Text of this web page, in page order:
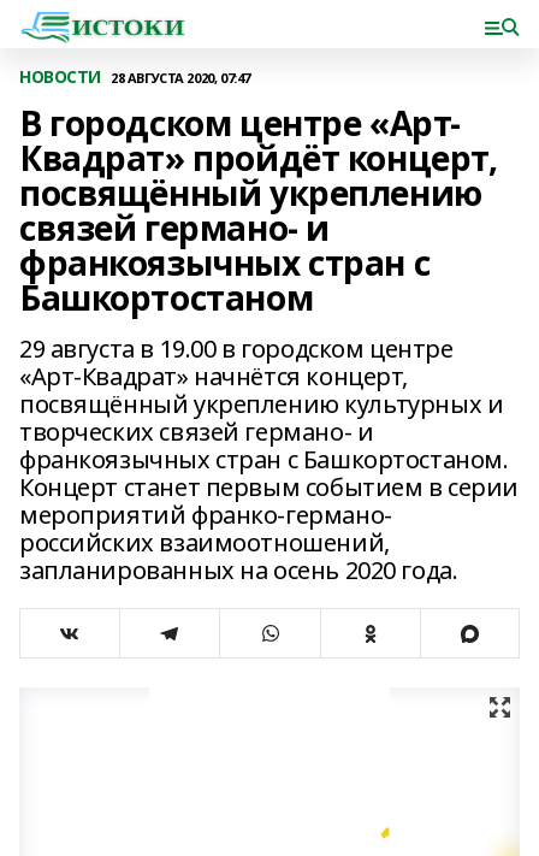
НОВОСТИ 28 АВГУСТА 2020, 07:47
В городском центре «Арт-
Квадрат» пройдёт концерт,
посвящённый укреплению
связей германо- и
франкоязычных стран с
Башкортостаном
29 августа в 19.00 в городском центре
«Арт-Квадрат» начнётся концерт,
посвящённый укреплению культурных и
творческих связей германо- и
франкоязычных стран с Башкортостаном.
Концерт станет первым событием в серии
мероприятий франко-германо-
российских взаимоотношений,
запланированных на осень 2020 года.